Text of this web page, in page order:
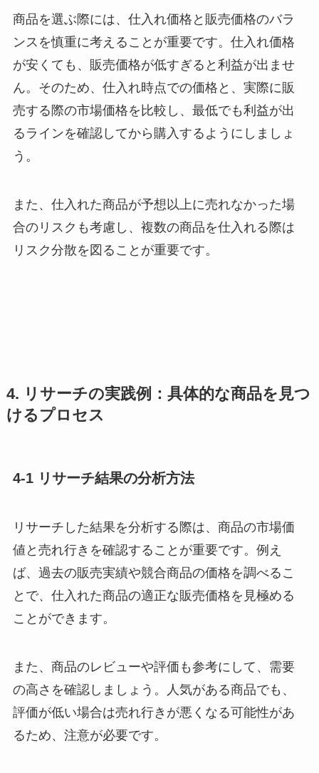
商品を選ぶ際には、仕入れ価格と販売価格のバラ
ンスを慎重に考えることが重要です。仕入れ価格
が安くても、販売価格が低すぎると利益が出ませ
ん。そのため、仕入れ時点での価格と、実際に販
売する際の市場価格を比較し、最低でも利益が出
るラインを確認してから購入するようにしましょ
う。
また、仕入れた商品が予想以上に売れなかった場
合のリスクも考慮し、複数の商品を仕入れる際は
リスク分散を図ることが重要です。
4. リサーチの実践例：具体的な商品を見つ
けるプロセス
4-1 リサーチ結果の分析方法
リサーチした結果を分析する際は、商品の市場価
値と売れ行きを確認することが重要です。例え
ば、過去の販売実績や競合商品の価格を調べるこ
とで、仕入れた商品の適正な販売価格を見極める
ことができます。
また、商品のレビューや評価も参考にして、需要
の高さを確認しましょう。人気がある商品でも、
評価が低い場合は売れ行きが悪くなる可能性があ
るため、注意が必要です。